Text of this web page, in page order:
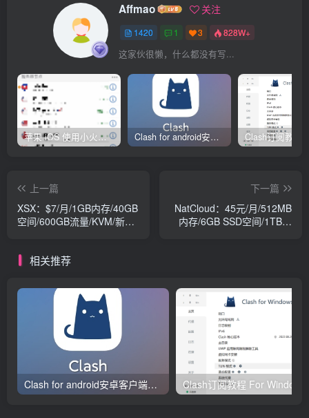
Affmao 关注
1420 1 3 828W+
这家伙很懒，什么都没有写...
苹果 iOS 使用小火箭(shadowrocket)新手教程 Clash for android安卓客户端保姆级新手使用教程
上一篇
XSX：$7/月/1GB内存/40GB
空间/600GB流量/KVM/新加
下一篇
NatCloud：45元/月/512MB
内存/6GB SSD空间/1TB流
相关推荐
Clash for android安卓客户端保姆级新手使用教程